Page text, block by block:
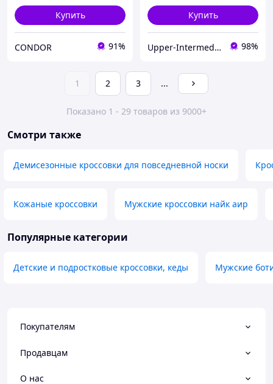
Купить
CONDOR 91%
Купить
Upper-Intermediate Store 98%
1 2 3 ...
Показано 1 - 29 товаров из 9000+
Смотри также
Демисезонные кроссовки для повседневной носки
Кожаные кроссовки Мужские кроссовки найк аир
Популярные категории
Детские и подростковые кроссовки, кеды Мужские
Покупателям
Продавцам
О нас